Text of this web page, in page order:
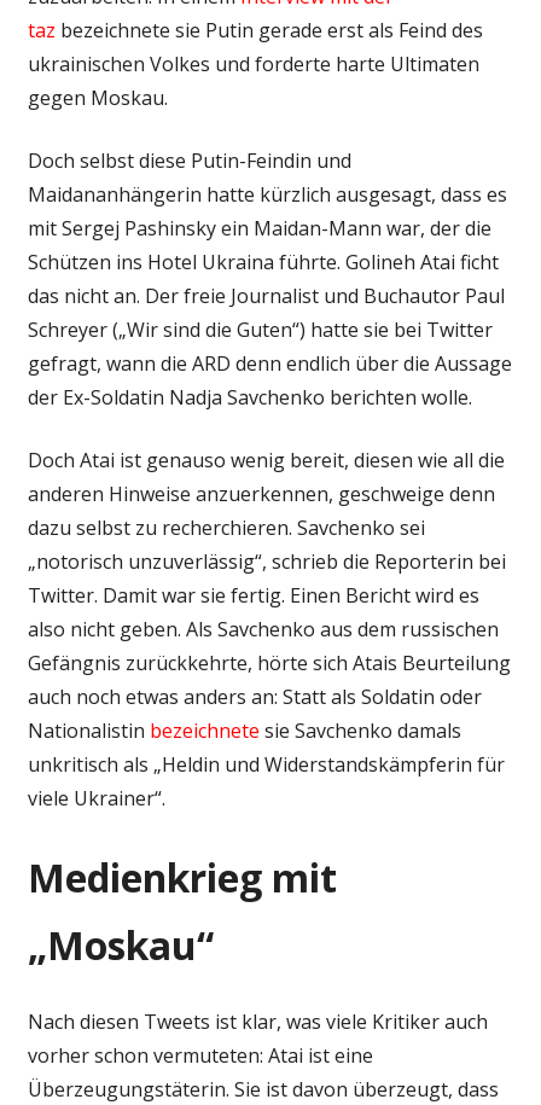
taz bezeichnete sie Putin gerade erst als Feind des
ukrainischen Volkes und forderte harte Ultimaten
gegen Moskau.
Doch selbst diese Putin-Feindin und
Maidananhängerin hatte kürzlich ausgesagt, dass es
mit Sergej Pashinsky ein Maidan-Mann war, der die
Schützen ins Hotel Ukraina führte. Golineh Atai ficht
das nicht an. Der freie Journalist und Buchautor Paul
Schreyer („Wir sind die Guten“) hatte sie bei Twitter
gefragt, wann die ARD denn endlich über die Aussage
der Ex-Soldatin Nadja Savchenko berichten wolle.
Doch Atai ist genauso wenig bereit, diesen wie all die
anderen Hinweise anzuerkennen, geschweige denn
dazu selbst zu recherchieren. Savchenko sei
„notorisch unzuverlässig“, schrieb die Reporterin bei
Twitter. Damit war sie fertig. Einen Bericht wird es
also nicht geben. Als Savchenko aus dem russischen
Gefängnis zurückkehrte, hörte sich Atais Beurteilung
auch noch etwas anders an: Statt als Soldatin oder
Nationalistin bezeichnete sie Savchenko damals
unkritisch als „Heldin und Widerstandskämpferin für
viele Ukrainer“.
Medienkrieg mit
„Moskau“
Nach diesen Tweets ist klar, was viele Kritiker auch
vorher schon vermuteten: Atai ist eine
Überzeugungstäterin. Sie ist davon überzeugt, dass